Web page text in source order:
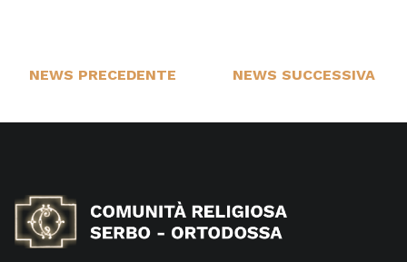
NEWS PRECEDENTE NEWS SUCCESSIVA